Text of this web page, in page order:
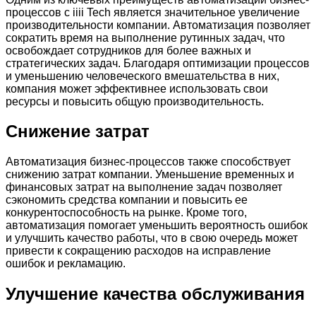
процессов с iiii Tech является значительное увеличение
производительности компании. Автоматизация позволяет
сократить время на выполнение рутинных задач, что
освобождает сотрудников для более важных и
стратегических задач. Благодаря оптимизации процессов
и уменьшению человеческого вмешательства в них,
компания может эффективнее использовать свои
ресурсы и повысить общую производительность.
Снижение затрат
Автоматизация бизнес-процессов также способствует
снижению затрат компании. Уменьшение временных и
финансовых затрат на выполнение задач позволяет
сэкономить средства компании и повысить ее
конкурентоспособность на рынке. Кроме того,
автоматизация помогает уменьшить вероятность ошибок
и улучшить качество работы, что в свою очередь может
привести к сокращению расходов на исправление
ошибок и рекламацию.
Улучшение качества обслуживания